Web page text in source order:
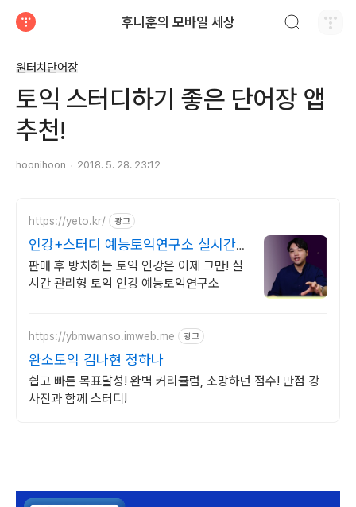
후니훈의 모바일 세상
원터치단어장
토익 스터디하기 좋은 단어장 앱
추천!
hoonihoon 2018. 5. 28. 23:12
https://yeto.kr/ 광고
인강+스터디 예능토익연구소 실시간
관리 받는 토익 인강
판매 후 방치하는 토익 인강은 이제 그만! 실
시간 관리형 토익 인강 예능토익연구소
https://ybmwanso.imweb.me 광고
완소토익 김나현 정하나
쉽고 빠른 목표달성! 완벽 커리큘럼, 소망하던 점수! 만점 강
사진과 함께 스터디!